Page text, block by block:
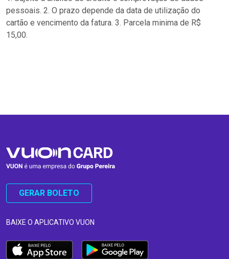
pessoais. 2. O prazo depende da data de utilização do
cartão e vencimento da fatura. 3. Parcela minima de R$
15,00.
GERAR BOLETO
BAIXE O APLICATIVO VUON